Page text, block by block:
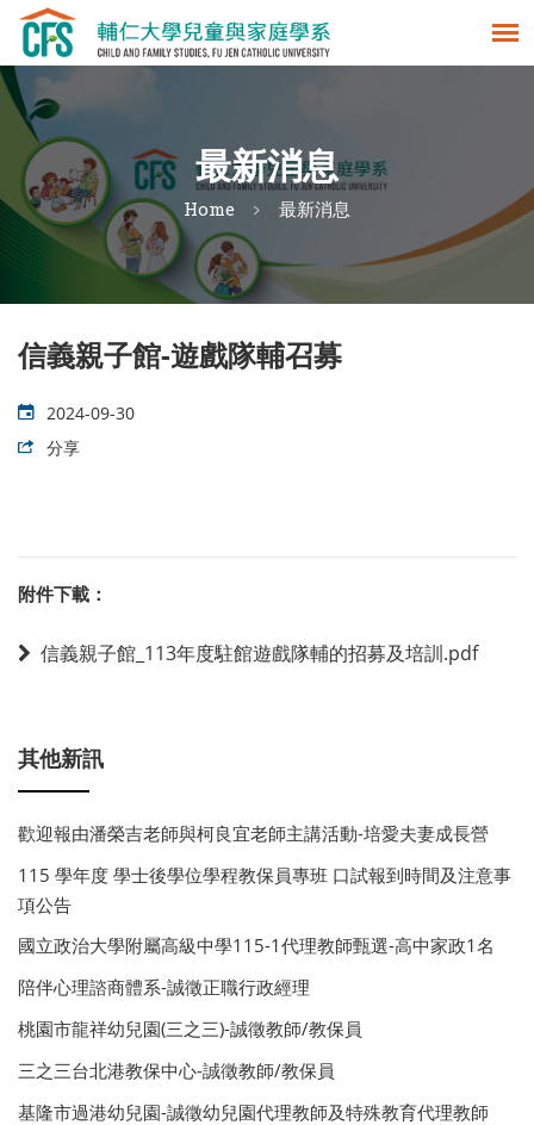
最新消息
Home 最新消息
信義親子館-遊戲隊輔召募
2024-09-30
分享
附件下載：
信義親子館_113年度駐館遊戲隊輔的招募及培訓.pdf
其他新訊
歡迎報由潘榮吉老師與柯良宜老師主講活動-培愛夫妻成長營
115 學年度 學士後學位學程教保員專班 口試報到時間及注意事
項公告
國立政治大學附屬高級中學115-1代理教師甄選-高中家政1名
陪伴心理諮商體系-誠徵正職行政經理
桃園市龍祥幼兒園(三之三)-誠徵教師/教保員
三之三台北港教保中心-誠徵教師/教保員
基隆市過港幼兒園-誠徵幼兒園代理教師及特殊教育代理教師